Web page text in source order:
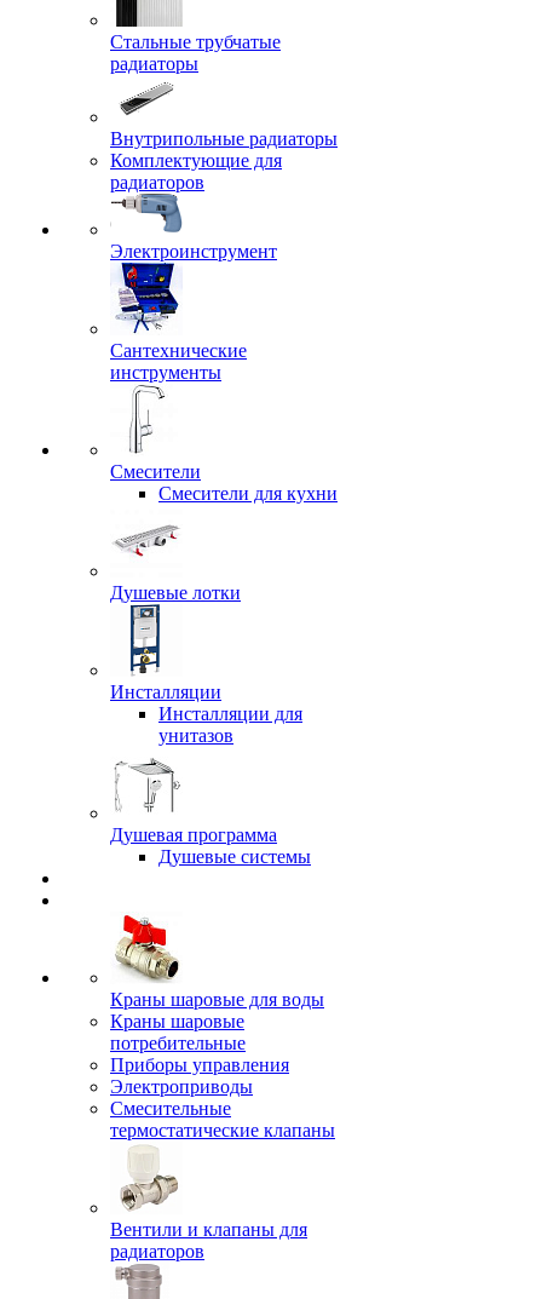
Стальные трубчатые
радиаторы
Внутрипольные радиаторы
Комплектующие для
радиаторов
Электроинструмент
Сантехнические
инструменты
Смесители
Смесители для кухни
Душевые лотки
Инсталляции
Инсталляции для
унитазов
Душевая программа
Душевые системы
Краны шаровые для воды
Краны шаровые
потребительные
Приборы управления
Электроприводы
Смесительные
термостатические клапаны
Вентили и клапаны для
радиаторов